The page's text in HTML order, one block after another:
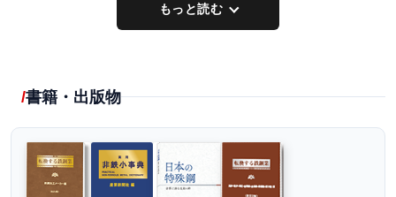
もっと読む
書籍・出版物